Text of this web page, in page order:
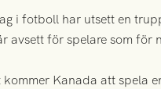
i fotboll har utsett en
avsett för spelare som
kommer Kanada att spela